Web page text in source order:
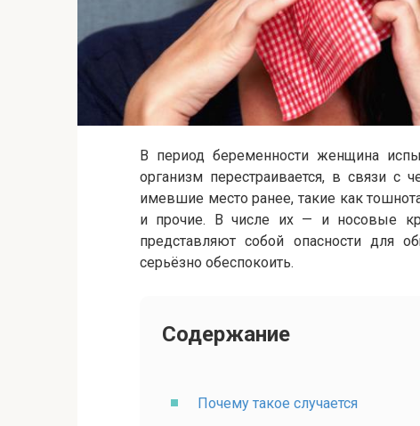
В период беременности женщина
организм перестраивается, в связи с
имевшие место ранее, такие как
и прочие. В числе их — и носовые
представляют собой опасности для
серьёзно обеспокоить.
Содержание
Почему такое случается